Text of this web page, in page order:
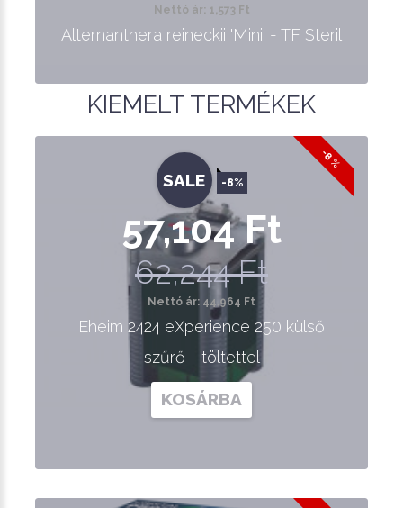
Nettó ár: 1,573 Ft
Alternanthera reineckii 'Mini' - TF Steril
KIEMELT TERMÉKEK
-8 %
SALE -8%
57,104 Ft
62,244 Ft
Nettó ár: 44,964 Ft
Eheim 2424 eXperience 250 külső
szűrő - töltettel
KOSÁRBA